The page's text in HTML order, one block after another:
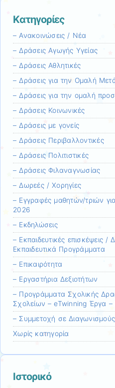
Kατηγορίες
– Ανακοινώσεις / Νέα
– Δράσεις Αγωγής Υγείας
– Δράσεις Αθλητικές
– Δράσεις για την Ομαλή
– Δράσεις για την ομαλή
– Δράσεις Κοινωνικές
– Δράσεις με γονείς
– Δράσεις Περιβαλλοντικές
– Δράσεις Πολιτιστικές
– Δράσεις Φιλαναγνωσίας
– Δωρεές / Χορηγίες
– Εγγραφές μαθητών/τριών
2026
– Εκδηλώσεις
– Εκπαιδευτικές επισκέψεις
Εκπαιδευτικά Προγράμματα
– Επικαιρότητα
– Εργαστήρια Δεξιοτήτων
– Προγράμματα Σχολικής
Σχολείων – eTwinning Έργα
– Συμμετοχή σε Διαγωνισμούς
Χωρίς κατηγορία
Ιστορικό